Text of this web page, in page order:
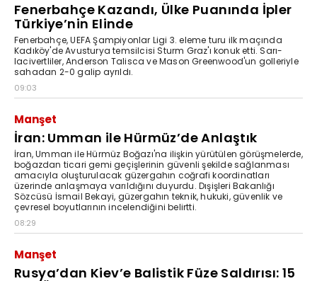
Fenerbahçe Kazandı, Ülke Puanında İpler
Türkiye’nin Elinde
Fenerbahçe, UEFA Şampiyonlar Ligi 3. eleme turu ilk maçında
Kadıköy'de Avusturya temsilcisi Sturm Graz'ı konuk etti. Sarı-
lacivertliler, Anderson Talisca ve Mason Greenwood'un golleriyle
sahadan 2-0 galip ayrıldı.
09:03
Manşet
İran: Umman ile Hürmüz’de Anlaştık
İran, Umman ile Hürmüz Boğazı'na ilişkin yürütülen görüşmelerde,
boğazdan ticari gemi geçişlerinin güvenli şekilde sağlanması
amacıyla oluşturulacak güzergahın coğrafi koordinatları
üzerinde anlaşmaya varıldığını duyurdu. Dışişleri Bakanlığı
Sözcüsü İsmail Bekayi, güzergahın teknik, hukuki, güvenlik ve
çevresel boyutlarının incelendiğini belirtti.
08:29
Manşet
Rusya’dan Kiev’e Balistik Füze Saldırısı: 15